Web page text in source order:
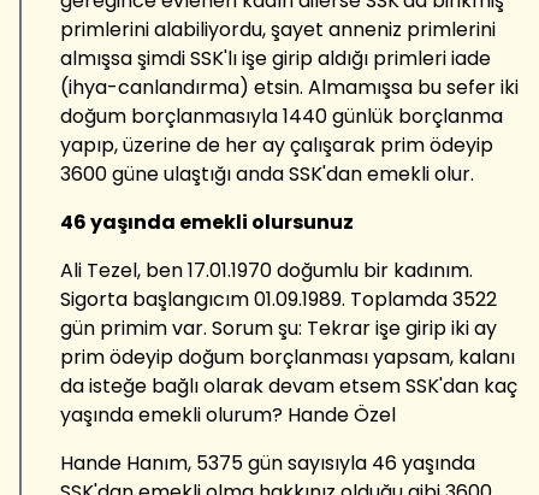
primlerini alabiliyordu, şayet anneniz primlerini
almışsa şimdi SSK'lı işe girip aldığı primleri iade
(ihya-canlandırma) etsin. Almamışsa bu sefer iki
doğum borçlanmasıyla 1440 günlük borçlanma
yapıp, üzerine de her ay çalışarak prim ödeyip
3600 güne ulaştığı anda SSK'dan emekli olur.
46 yaşında emekli olursunuz
Ali Tezel, ben 17.01.1970 doğumlu bir kadınım.
Sigorta başlangıcım 01.09.1989. Toplamda 3522
gün primim var. Sorum şu: Tekrar işe girip iki ay
prim ödeyip doğum borçlanması yapsam, kalanı
da isteğe bağlı olarak devam etsem SSK'dan kaç
yaşında emekli olurum? Hande Özel
Hande Hanım, 5375 gün sayısıyla 46 yaşında